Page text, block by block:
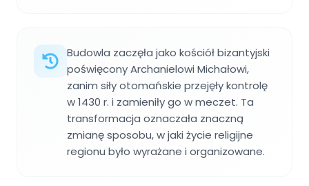
Budowla zaczęła jako kościół bizantyjski
poświęcony Archanielowi Michałowi,
zanim siły otomańskie przejęły kontrolę
w 1430 r. i zamieniły go w meczet. Ta
transformacja oznaczała znaczną
zmianę sposobu, w jaki życie religijne
regionu było wyrażane i organizowane.